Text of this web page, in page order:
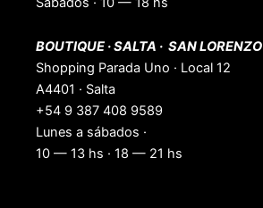
BOUTIQUE · SALTA · SAN LORENZO
Shopping Parada Uno · Local 12
A4401 · Salta
+54 9 387 408 9589
Lunes a sábados ·
10 — 13 hs · 18 — 21 hs